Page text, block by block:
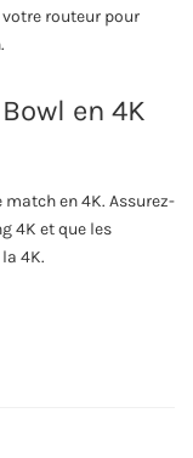
routeur pour
en 4K
en 4K. Assurez-
4K et que les
4K.